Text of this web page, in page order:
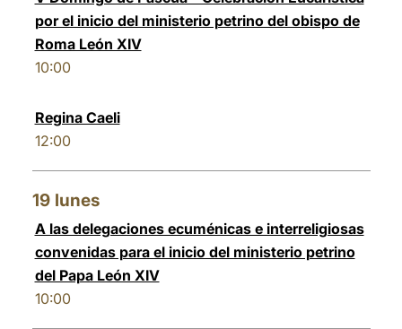
por el inicio del ministerio petrino del obispo de
Roma León XIV
10:00
Regina Caeli
12:00
19 lunes
A las delegaciones ecuménicas e interreligiosas
convenidas para el inicio del ministerio petrino
del Papa León XIV
10:00